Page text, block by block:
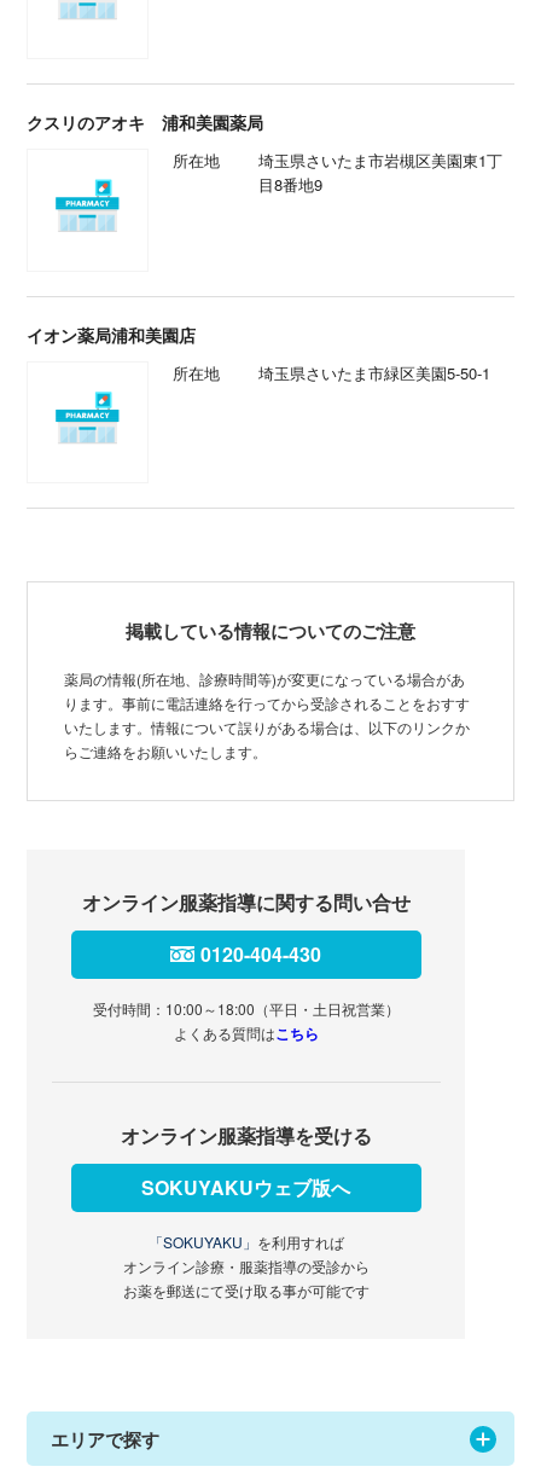
クスリのアオキ 浦和美園薬局
所在地
埼玉県さいたま市岩槻区美園東1丁
目8番地9
イオン薬局浦和美園店
所在地 埼玉県さいたま市緑区美園5-50-1
掲載している情報についてのご注意
薬局の情報(所在地、診療時間等)が変更になっている場合があ
ります。事前に電話連絡を行ってから受診されることをおすす
いたします。情報について誤りがある場合は、以下のリンクか
らご連絡をお願いいたします。
オンライン服薬指導に関する問い合せ
0120-404-430
受付時間：10:00～18:00（平日・土日祝営業）
よくある質問はこちら
オンライン服薬指導を受ける
SOKUYAKUウェブ版へ
「SOKUYAKU」 を利用すれば
オンライン診療・服薬指導の受診から
お薬を郵送にて受け取る事が可能です
エリアで探す